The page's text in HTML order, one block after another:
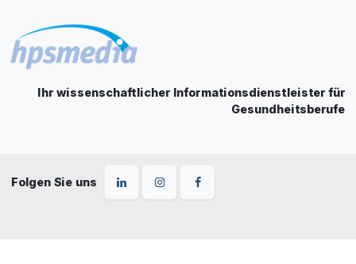
Ihr wissenschaftlicher Informationsdienstleister für
Gesundheitsberufe
Folgen Sie uns